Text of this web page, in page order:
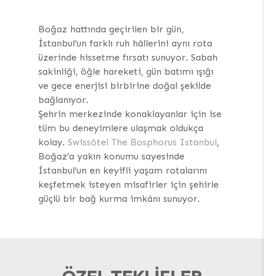
Boğaz hattında geçirilen bir gün,
İstanbul’un farklı ruh hâllerini aynı rota
üzerinde hissetme fırsatı sunuyor. Sabah
sakinliği, öğle hareketi, gün batımı ışığı
ve gece enerjisi birbirine doğal şekilde
bağlanıyor.
Şehrin merkezinde konaklayanlar için ise
tüm bu deneyimlere ulaşmak oldukça
kolay.Swissôtel The Bosphorus Istanbul,
Boğaz’a yakın konumu sayesinde
İstanbul’un en keyifli yaşam rotalarını
keşfetmek isteyen misafirler için şehirle
güçlü bir bağ kurma imkânı sunuyor.